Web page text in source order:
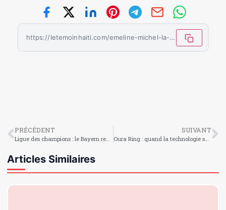
https://letemoinhaiti.com/emeline-michel-la-voix-lumineuse-dhaiti-et-icone-de-la-chanson-creole/
PRÉCÉDENT
Ligue des champions : le Bayern renverse tout et file en demi-finales
SUIVANT
Oura Ring : quand la technologie se met au service de votre santé
Articles Similaires